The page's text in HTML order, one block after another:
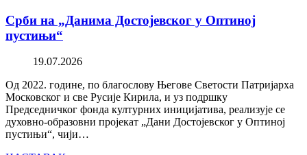
Срби на „Данима Достојевског у Оптиној
пустињи“
19.07.2026
Од 2022. године, по благослову Његове Светости Патријарха
Московског и све Русије Кирила, и уз подршку
Председничког фонда културних иницијатива, реализује се
духовно-образовни пројекат „Дани Достојевског у Оптиној
пустињи“, чији…